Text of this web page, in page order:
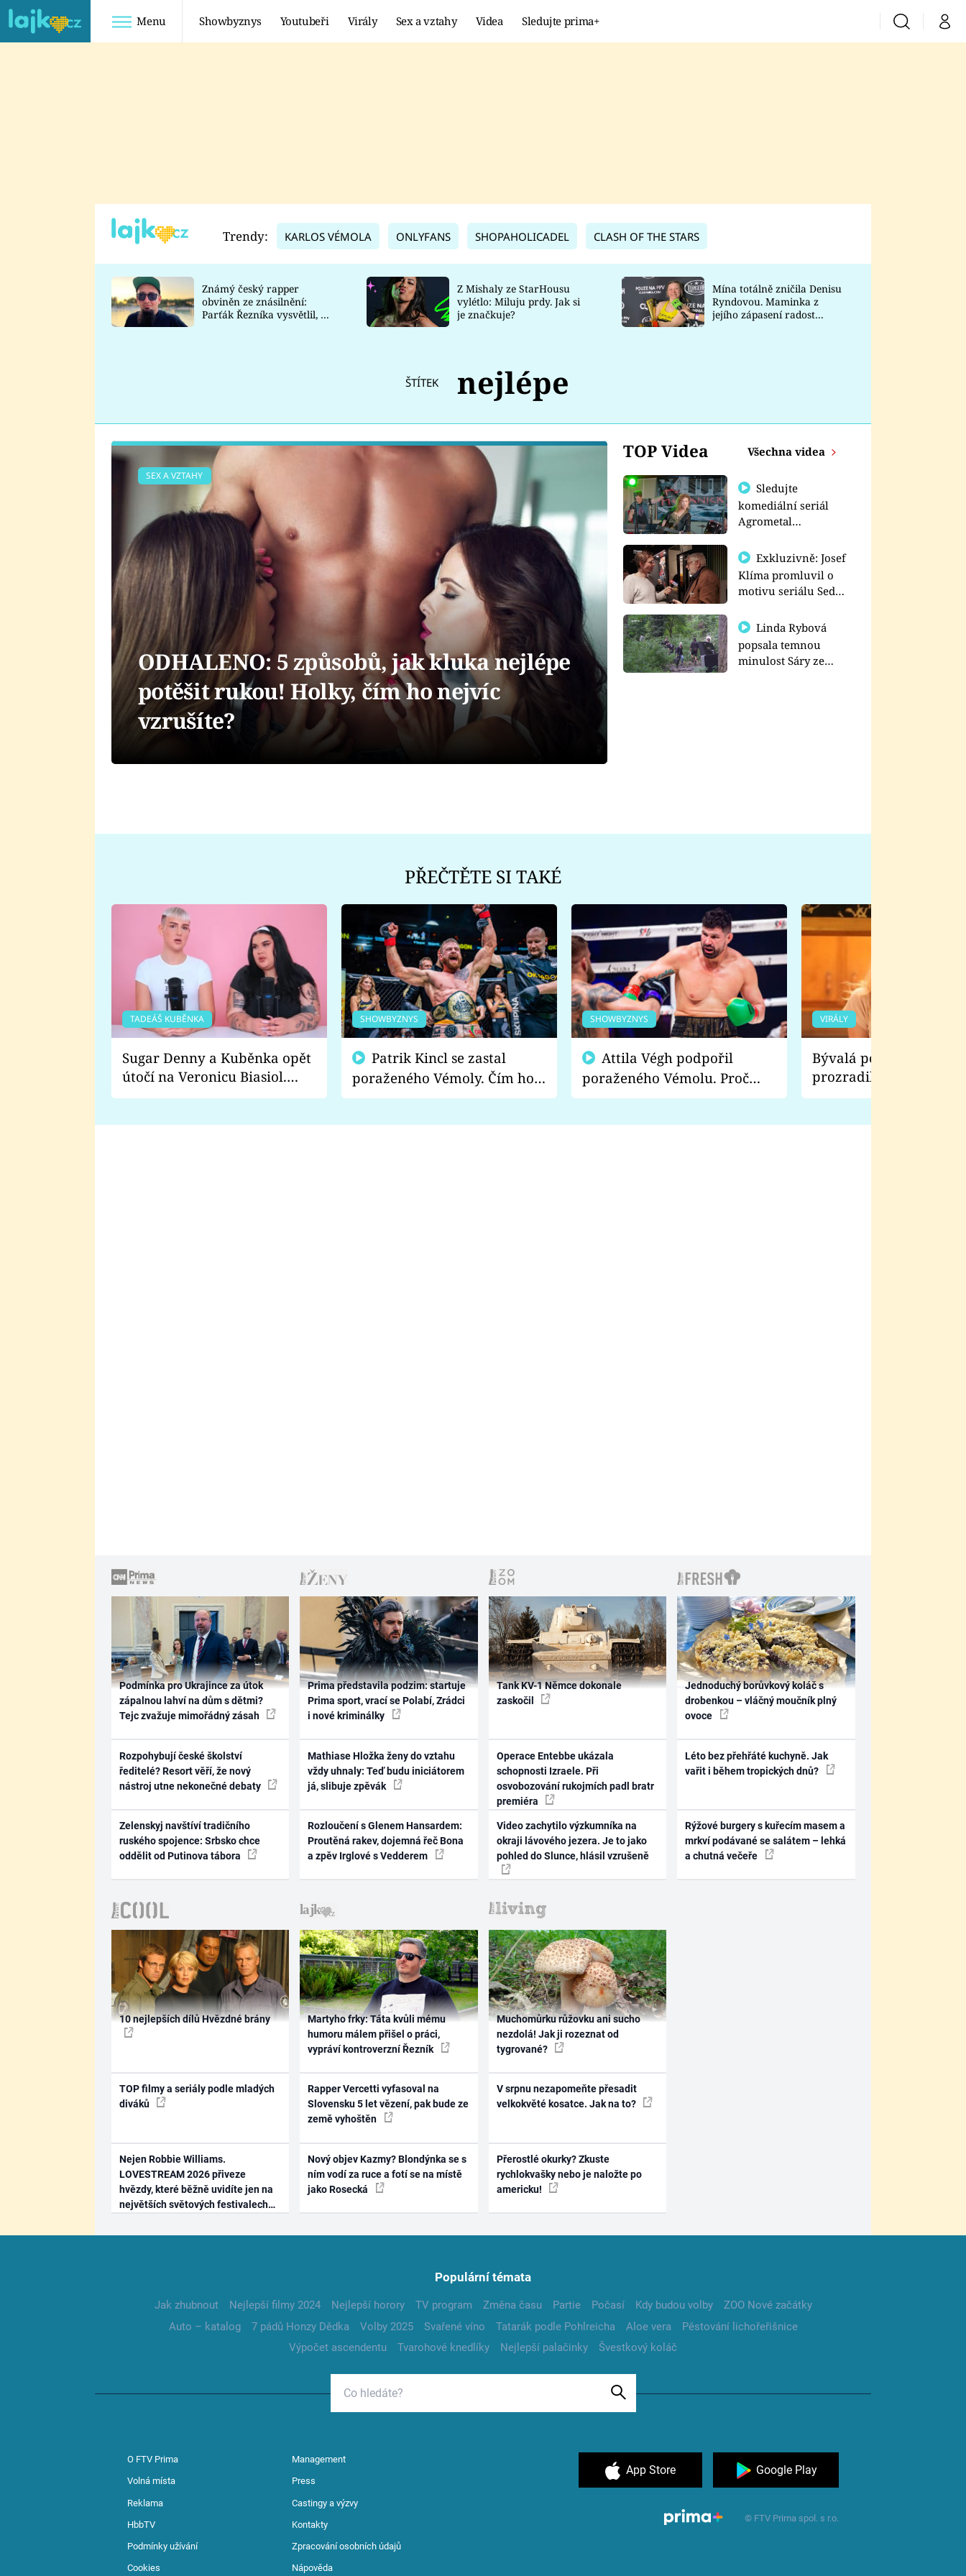
Menu Showbyznys Youtubeři Virály Sex a vztahy Videa Sledujte prima+ VyhledáváníMůj
TADEÁŠ KUBĚNKA
DATEL
Prima Lajk
Sledujte nás
Trendy: KARLOS VÉMOLA ONLYFANS SHOPAHOLICADEL CLASH OF THE STARS
Známý český rapper
obviněn ze znásilnění:
Parťák Řezníka vysvětlil, co
Z Mishaly ze StarHousu
vylétlo: Miluju prdy. Jak si
je značkuje?
Mína totálně zničila Denisu
Ryndovou. Maminka z
jejího zápasení radost
ŠTÍTEK nejlépe
TOP Videa Všechna videa
Sledujte
komediální seriál
Agrometal
prima+
Exkluzivně: Josef
Klíma promluvil o
motivu seriálu Sedm
Linda Rybová
popsala temnou
minulost Sáry ze
SEX A VZTAHY
ODHALENO: 5 způsobů, jak kluka nejlépe
potěšit rukou! Holky, čím ho nejvíc
vzrušíte?
PŘEČTĚTE SI TAKÉ
TADEÁŠ KUBĚNKA
Sugar Denny a Kuběnka opět
útočí na Veronicu Biasiol.
Proč je podle nich falešná a
SHOWBYZNYS
poraženého Vémoly. Čím ho
fanoušci naštvali?
SHOWBYZNYS
poraženého Vémolu. Proč
chce raději zápasit s ním než
VIRÁLY
Bývalá pornoherečka
prozradila, co ji
natáčení Euforie.
Podmínka pro Ukrajince za útok
zápalnou lahví na dům s dětmi?
Tejc zvažuje mimořádný zásah
Rozpohybují české školství
ředitelé? Resort věří, že nový
nástroj utne nekonečné debaty
Zelenskyj navštíví tradičního
ruského spojence: Srbsko chce
oddělit od Putinova tábora
Prima představila podzim: startuje
Prima sport, vrací se Polabí, Zrádci
i nové kriminálky
Mathiase Hložka ženy do vztahu
vždy uhnaly: Teď budu iniciátorem
já, slibuje zpěvák
Rozloučení s Glenem Hansardem:
Proutěná rakev, dojemná řeč Bona
a zpěv Irglové s Vedderem
Tank KV-1 Němce dokonale
zaskočil
Operace Entebbe ukázala
schopnosti Izraele. Při
osvobozování rukojmích padl bratr
premiéra
Video zachytilo výzkumníka na
okraji lávového jezera. Je to jako
pohled do Slunce, hlásil vzrušeně
Jednoduchý borůvkový koláč s
drobenkou – vláčný moučník plný
ovoce
Léto bez přehřáté kuchyně. Jak
vařit i během tropických dnů?
Rýžové burgery s kuřecím masem a
mrkví podávané se salátem – lehká
a chutná večeře
10 nejlepších dílů Hvězdné brány
TOP filmy a seriály podle mladých
diváků
Nejen Robbie Williams.
LOVESTREAM 2026 přiveze
hvězdy, které běžně uvidíte jen na
největších světových festivalech
Martyho frky: Táta kvůli mému
humoru málem přišel o práci,
vypráví kontroverzní Řezník
Rapper Vercetti vyfasoval na
Slovensku 5 let vězení, pak bude ze
země vyhoštěn
Nový objev Kazmy? Blondýnka se s
ním vodí za ruce a fotí se na místě
jako Rosecká
Muchomůrku růžovku ani sucho
nezdolá! Jak ji rozeznat od
tygrované?
V srpnu nezapomeňte přesadit
velkokvěté kosatce. Jak na to?
Přerostlé okurky? Zkuste
rychlokvašky nebo je naložte po
americku!
Populární témata
Jak zhubnout Nejlepší filmy 2024 Nejlepší horory TV program Změna času Partie Počasí Kdy budou volby
ZOO Nové začátky
Auto – katalog
7 pádů Honzy Dědka Volby 2025 Svařené víno Tatarák podle Pohlreicha Aloe vera
Pěstování lichořeřišnice
Výpočet ascendentu
Tvarohové knedlíky Nejlepší palačinky Švestkový koláč
O FTV Prima Management
Volná místa Press
Reklama Castingy a výzvy
HbbTV Kontakty
Podmínky užívání Zpracování osobních údajů
Cookies Nápověda
App Store Google Play
© FTV Prima spol. s r.o.